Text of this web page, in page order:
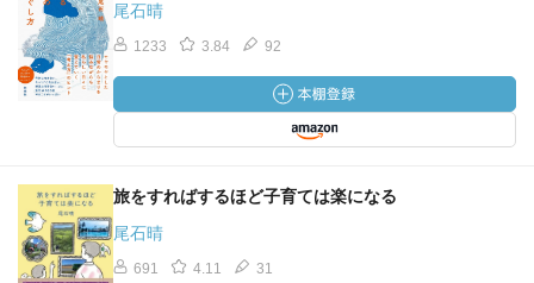
尾石晴
1233 3.84 92
旅をすればするほど子育ては楽になる
尾石晴
691 4.11 31